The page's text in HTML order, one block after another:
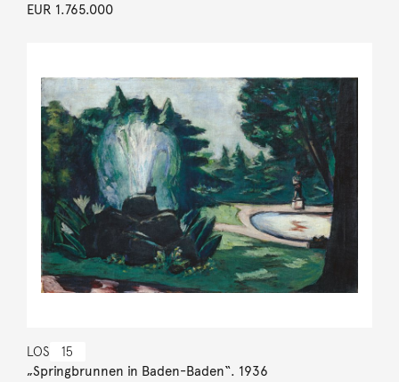
EUR 1.765.000
LOS 15
„Springbrunnen in Baden-Baden“. 1936